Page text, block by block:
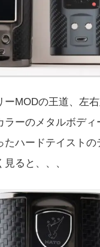
ーMODの王道、左
ラーのメタルボディ
たハードテイストの
ると、、、